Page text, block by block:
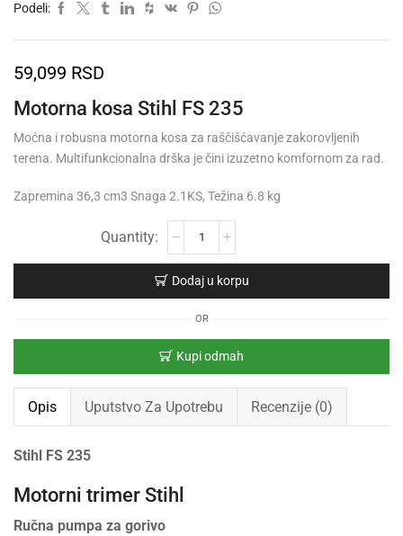
Podeli:
59,099 RSD
Motorna kosa Stihl FS 235
Moćna i robusna motorna kosa za raščišćavanje zakorovljenih
terena. Multifunkcionalna drška je čini izuzetno komfornom za rad.
Zapremina 36,3 cm3 Snaga 2.1KS, Težina 6.8 kg
Dodaj u korpu
OR
Kupi odmah
Opis Uputstvo Za Upotrebu Recenzije (0)
Stihl FS 235
Motorni trimer Stihl
Ručna pumpa za gorivo